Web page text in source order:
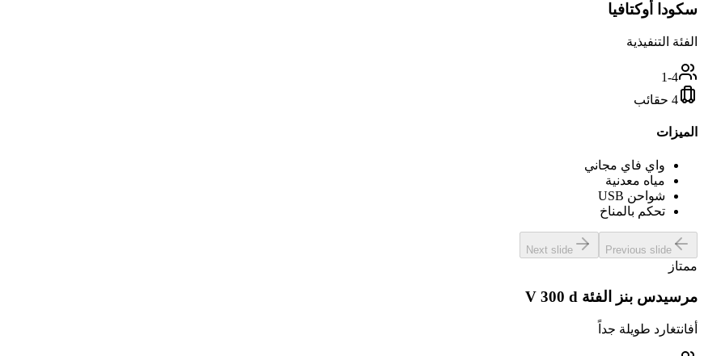
سكودا أوكتافيا
الفئة التنفيذية
1-4
4 حقائب
الميزات
واي فاي مجاني
مياه معدنية
شواحن USB
تحكم بالمناخ
Previous slide
Next slide
ممتاز
مرسيدس بنز الفئة V 300 d
أفانتغارد طويلة جداً